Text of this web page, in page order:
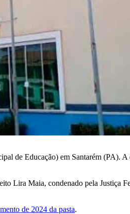
de Educação) em Santarém (PA).
Lira Maia, condenado pela Justiça
de 2024 da pasta.